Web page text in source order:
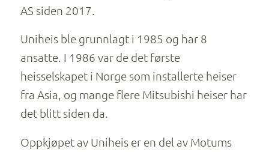
AS siden 2017.
Uniheis ble grunnlagt i 1985 og har 8
ansatte. I 1986 var de det første
heisselskapet i Norge som installerte heiser
fra Asia, og mange flere Mitsubishi heiser har
det blitt siden da.
Oppkjøpet av Uniheis er en del av Motums